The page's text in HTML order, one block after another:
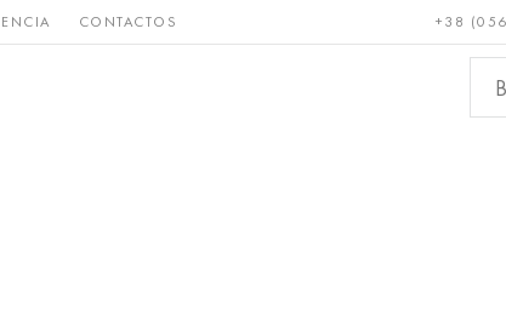
CONTACTOS +38
Raro y Bronce, cobre,
ferrosos